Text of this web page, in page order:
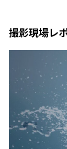
撮影現場レ